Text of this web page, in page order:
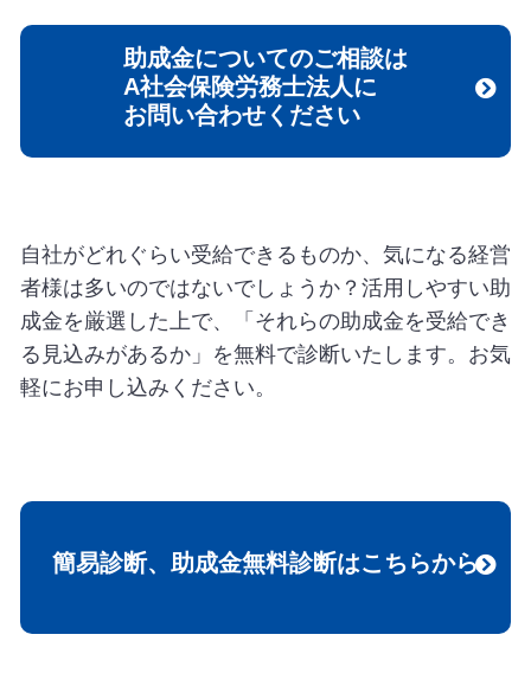
助成金についてのご相談は
A社会保険労務士法人に
お問い合わせください
自社がどれぐらい受給できるものか、気になる経営
者様は多いのではないでしょうか？活用しやすい助
成金を厳選した上で、「それらの助成金を受給でき
る見込みがあるか」を無料で診断いたします。お気
軽にお申し込みください。
簡易診断、助成金無料診断はこちらから